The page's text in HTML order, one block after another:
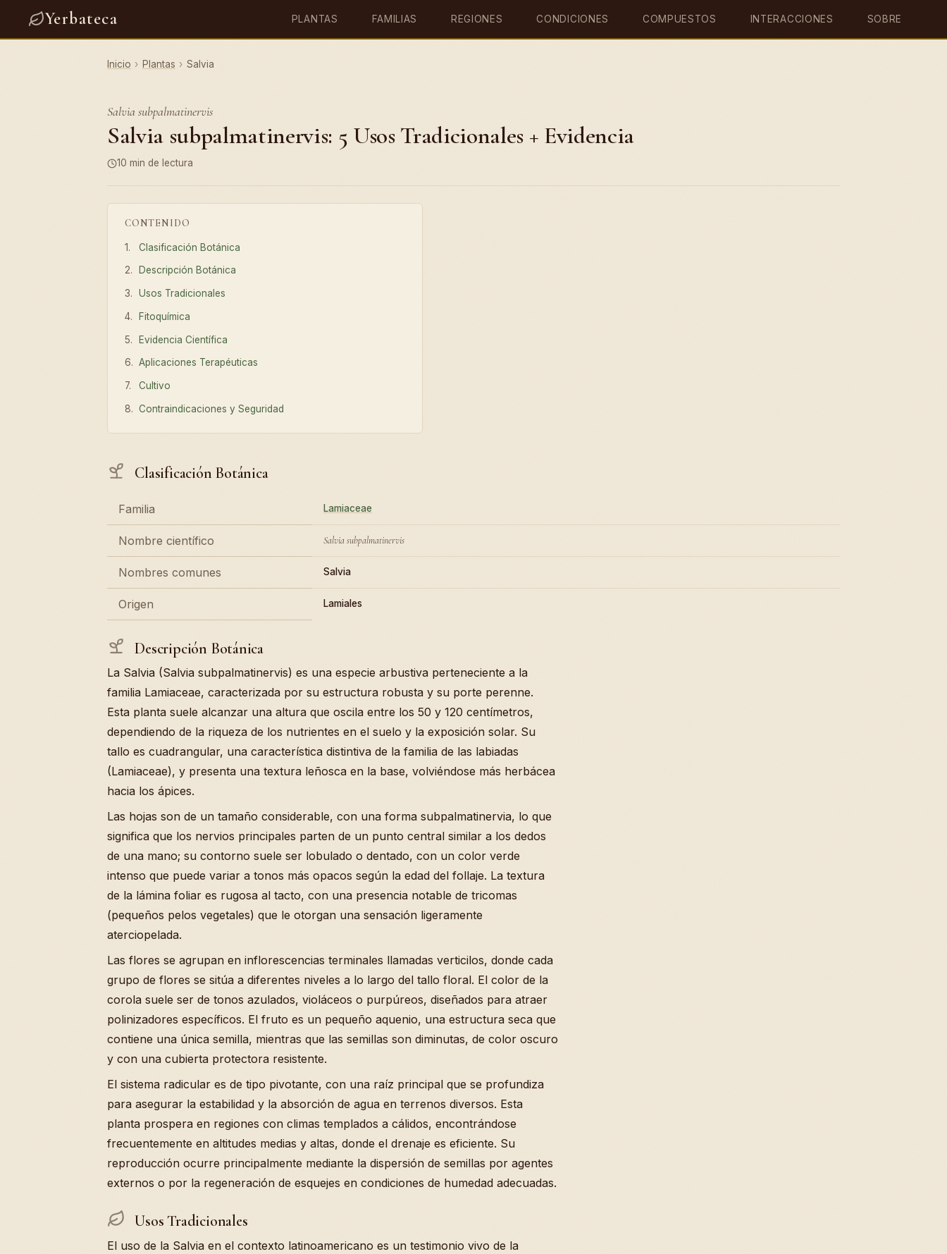
Yerbateca PLANTAS FAMILIAS REGIONES CONDICIONES COMPUESTOS INTERACCIONES SOBRE
Inicio › Plantas › Salvia
Salvia subpalmatinervis
Salvia subpalmatinervis: 5 Usos Tradicionales + Evidencia
10 min de lectura
CONTENIDO
Clasificación Botánica
Descripción Botánica
Usos Tradicionales
Fitoquímica
Evidencia Científica
Aplicaciones Terapéuticas
Cultivo
Contraindicaciones y Seguridad
Clasificación Botánica
Familia Lamiaceae
Nombre científico Salvia subpalmatinervis
Nombres comunes Salvia
Origen Lamiales
Descripción Botánica
La Salvia (Salvia subpalmatinervis) es una especie arbustiva perteneciente a la
familia Lamiaceae, caracterizada por su estructura robusta y su porte perenne.
Esta planta suele alcanzar una altura que oscila entre los 50 y 120 centímetros,
dependiendo de la riqueza de los nutrientes en el suelo y la exposición solar. Su
tallo es cuadrangular, una característica distintiva de la familia de las labiadas
(Lamiaceae), y presenta una textura leñosca en la base, volviéndose más herbácea
hacia los ápices.
Las hojas son de un tamaño considerable, con una forma subpalmatinervia, lo que
significa que los nervios principales parten de un punto central similar a los dedos
de una mano; su contorno suele ser lobulado o dentado, con un color verde
intenso que puede variar a tonos más opacos según la edad del follaje. La textura
de la lámina foliar es rugosa al tacto, con una presencia notable de tricomas
(pequeños pelos vegetales) que le otorgan una sensación ligeramente
aterciopelada.
Las flores se agrupan en inflorescencias terminales llamadas verticilos, donde cada
grupo de flores se sitúa a diferentes niveles a lo largo del tallo floral. El color de la
corola suele ser de tonos azulados, violáceos o purpúreos, diseñados para atraer
polinizadores específicos. El fruto es un pequeño aquenio, una estructura seca que
contiene una única semilla, mientras que las semillas son diminutas, de color oscuro
y con una cubierta protectora resistente.
El sistema radicular es de tipo pivotante, con una raíz principal que se profundiza
para asegurar la estabilidad y la absorción de agua en terrenos diversos. Esta
planta prospera en regiones con climas templados a cálidos, encontrándose
frecuentemente en altitudes medias y altas, donde el drenaje es eficiente. Su
reproducción ocurre principalmente mediante la dispersión de semillas por agentes
externos o por la regeneración de esquejes en condiciones de humedad adecuadas.
Usos Tradicionales
El uso de la Salvia en el contexto latinoamericano es un testimonio vivo de la